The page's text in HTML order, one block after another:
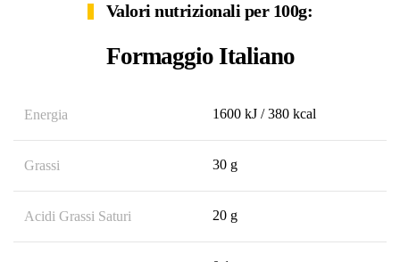
Valori nutrizionali per 100g:
Formaggio Italiano
Energia 1600 kJ / 380 kcal
Grassi 30 g
Acidi Grassi Saturi 20 g